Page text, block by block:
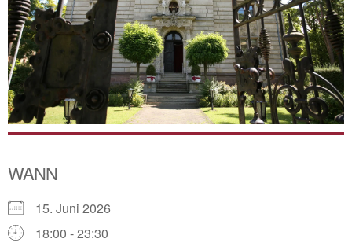
WANN
15. Juni 2026
18:00 - 23:30